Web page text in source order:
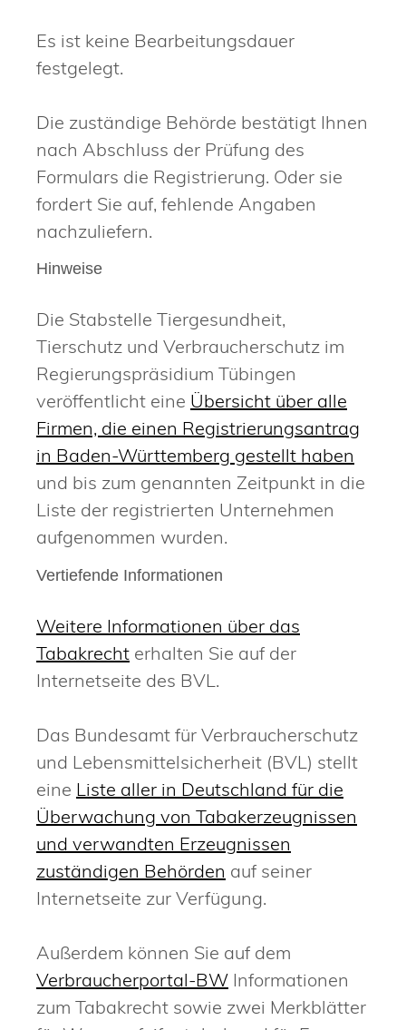
Es ist keine Bearbeitungsdauer
festgelegt.
Die zuständige Behörde bestätigt Ihnen
nach Abschluss der Prüfung des
Formulars die Registrierung. Oder sie
fordert Sie auf, fehlende Angaben
nachzuliefern.
Hinweise
Die Stabstelle Tiergesundheit,
Tierschutz und Verbraucherschutz im
Regierungspräsidium Tübingen
veröffentlicht eine Übersicht über alle
Firmen, die einen Registrierungsantrag
in Baden-Württemberg gestellt haben
und bis zum genannten Zeitpunkt in die
Liste der registrierten Unternehmen
aufgenommen wurden.
Vertiefende Informationen
Weitere Informationen über das
Tabakrecht erhalten Sie auf der
Internetseite des BVL.
Das Bundesamt für Verbraucherschutz
und Lebensmittelsicherheit (BVL) stellt
eine Liste aller in Deutschland für die
Überwachung von Tabakerzeugnissen
und verwandten Erzeugnissen
zuständigen Behörden auf seiner
Internetseite zur Verfügung.
Außerdem können Sie auf dem
Verbraucherportal-BW Informationen
zum Tabakrecht sowie zwei Merkblätter